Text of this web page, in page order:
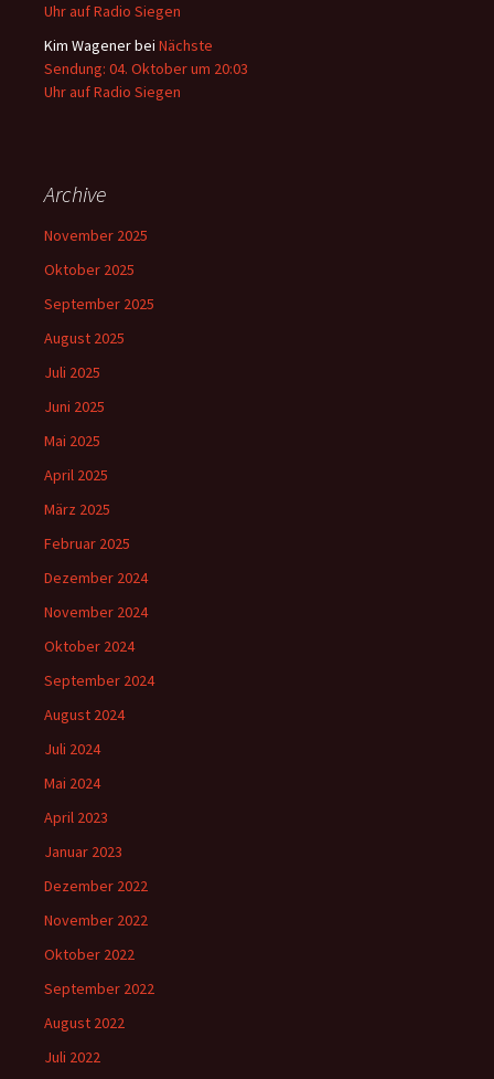
Uhr auf Radio Siegen
Kim Wagenerbei Nächste
Sendung: 04. Oktober um 20:03
Uhr auf Radio Siegen
Archive
November 2025
Oktober 2025
September 2025
August 2025
Juli 2025
Juni 2025
Mai 2025
April 2025
März 2025
Februar 2025
Dezember 2024
November 2024
Oktober 2024
September 2024
August 2024
Juli 2024
Mai 2024
April 2023
Januar 2023
Dezember 2022
November 2022
Oktober 2022
September 2022
August 2022
Juli 2022